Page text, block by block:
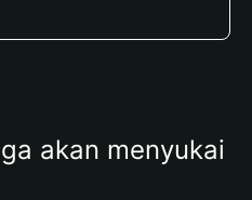
akan menyukai